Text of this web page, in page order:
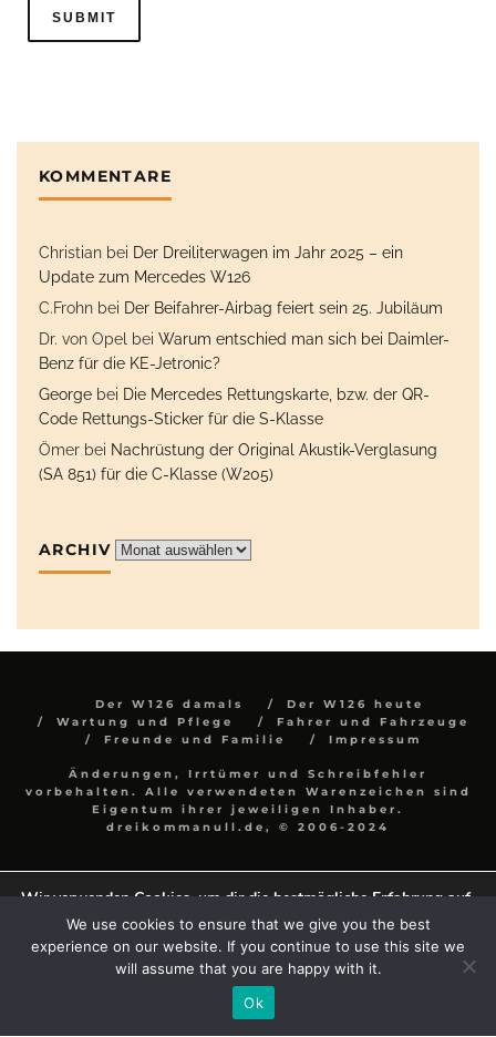
KOMMENTARE
Christian bei Der Dreiliterwagen im Jahr 2025 – ein
Update zum Mercedes W126
C.Frohn bei Der Beifahrer-Airbag feiert sein 25. Jubiläum
Dr. von Opel
bei Warum entschied man sich bei Daimler-
Benz für die KE-Jetronic?
George bei Die Mercedes Rettungskarte, bzw. der QR-
Code Rettungs-Sticker für die S-Klasse
Ömer bei Nachrüstung der Original Akustik-Verglasung
(SA 851) für die C-Klasse (W205)
ARCHIV Archiv
Der W126 damals
Der W126 heute
Wartung und Pflege
Fahrer und Fahrzeuge
Freunde und Familie
Impressum
Änderungen, Irrtümer und Schreibfehler
vorbehalten. Alle verwendeten Warenzeichen sind
Eigentum ihrer jeweiligen Inhaber.
dreikommanull.de, © 2006-2024
Wir verwenden Cookies, um dir die bestmögliche Erfahrung auf
unserer Website zu bieten.
In den
Einstellungen
kannst du erfahren, welche Cookies wir
verwenden oder sie ausschalten.
We use cookies to ensure that we give you the best
experience on our website. If you continue to use this site we
will assume that you are happy with it.
Ok